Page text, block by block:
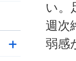
い。
週次
弱感